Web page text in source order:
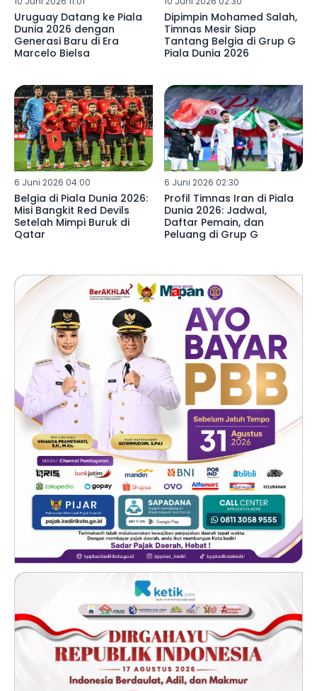
Uruguay Datang ke Piala
Dunia 2026 dengan
Generasi Baru di Era
Marcelo Bielsa
Dipimpin Mohamed Salah,
Timnas Mesir Siap
Tantang Belgia di Grup G
Piala Dunia 2026
6 Juni 2026 04:00
Belgia di Piala Dunia 2026:
Misi Bangkit Red Devils
Setelah Mimpi Buruk di
Qatar
6 Juni 2026 02:30
Profil Timnas Iran di Piala
Dunia 2026: Jadwal,
Daftar Pemain, dan
Peluang di Grup G